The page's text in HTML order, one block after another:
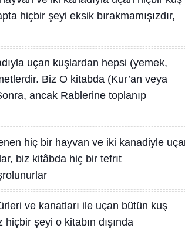
hiçbir şeyi eksik bırakmamışızdır,
uçan kuşlardan hepsi (yemek,
Biz O kitabda (Kur’an veya
ancak Rablerine toplanıp
hiç bir hayvan ve iki kanadiyle
biz kitâbda hiç bir tefrıt
ve kanatları ile uçan bütün kuş
şeyi o kitabın dışında